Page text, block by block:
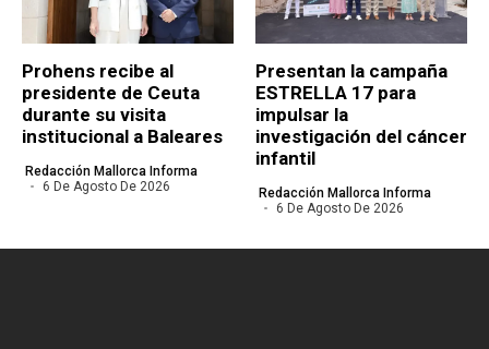
Prohens recibe al
presidente de Ceuta
durante su visita
institucional a Baleares
Redacción Mallorca Informa
6 De Agosto De 2026
Presentan la campaña
ESTRELLA 17 para
impulsar la
investigación del cáncer
infantil
Redacción Mallorca Informa
6 De Agosto De 2026